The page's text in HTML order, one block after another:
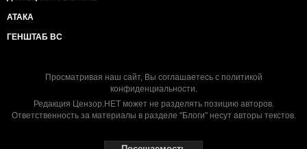
АТАКА
ГЕНШТАБ ВС
Просматривая наш сайт, Вы соглашаетесь с политикой
конфиденциальности.
Редакция Цензор.НЕТ может не разделять позицию авторов.
Ответственность за материалы в разделе "Блоги" несут авторы текстов.